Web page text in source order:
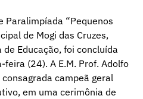
Paralimpíada “Pequenos
de Mogi das Cruzes,
Educação, foi concluída
(24). A E.M. Prof. Adolfo
campeã geral
em uma cerimônia de